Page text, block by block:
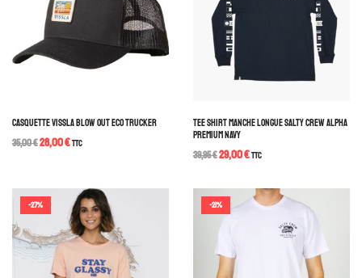
CASQUETTE VISSLA BLOW OUT ECO TRUCKER
35,00€28,00€TTC
TEE SHIRT MANCHE LONGUE SALTY CREW ALPHA
PREMIUM NAVY
39,95€29,00€TTC
-27% -21%